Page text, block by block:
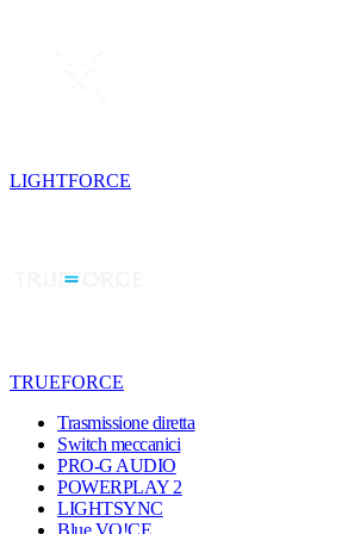
LIGHTFORCE
TRUEFORCE
Trasmissione diretta
Switch meccanici
PRO-G AUDIO
POWERPLAY 2
LIGHTSYNC
Blue VO!CE